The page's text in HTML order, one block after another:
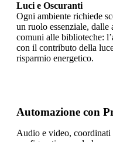
Luci e Oscuranti
Ogni ambiente richiede
un ruolo essenziale,
comuni alle biblioteche:
con il contributo della
risparmio energetico.
Automazione con
Audio e video,